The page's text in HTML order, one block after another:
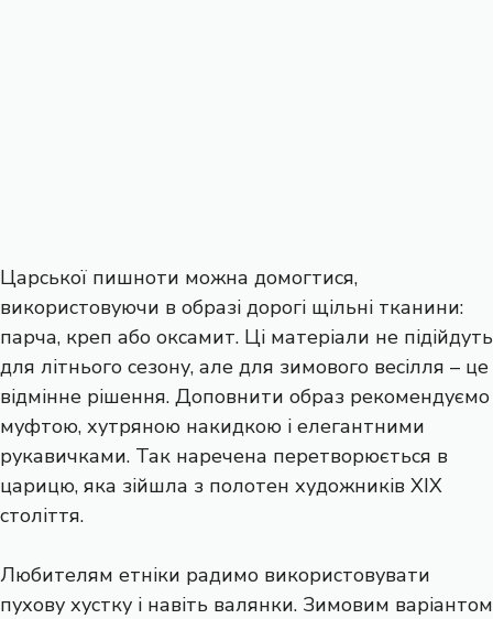
Царської пишноти можна домогтися,
використовуючи в образі дорогі щільні тканини:
парча, креп або оксамит. Ці матеріали не підійдуть
для літнього сезону, але для зимового весілля – це
відмінне рішення. Доповнити образ рекомендуємо
муфтою, хутряною накидкою і елегантними
рукавичками. Так наречена перетворюється в
царицю, яка зійшла з полотен художників XIX
століття.
Любителям етніки радимо використовувати
пухову хустку і навіть валянки. Зимовим варіантом